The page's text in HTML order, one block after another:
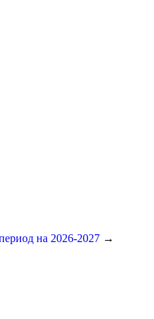
на 2026-2027 →